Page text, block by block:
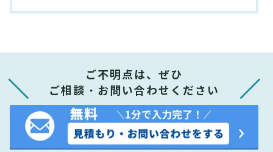
ご不明点は、ぜひ
ご相談・お問い合わせください